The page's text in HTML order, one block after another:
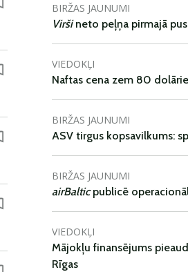
BIRŽAS JAUNUMI
Viršineto peļņa pirmajā
VIEDOKĻI
Naftas cena zem 80
BIRŽAS JAUNUMI
ASV tirgus kopsavilkums:
BIRŽAS JAUNUMI
airBalticpublicē
VIEDOKĻI
Mājokļu finansējums
Rīgas